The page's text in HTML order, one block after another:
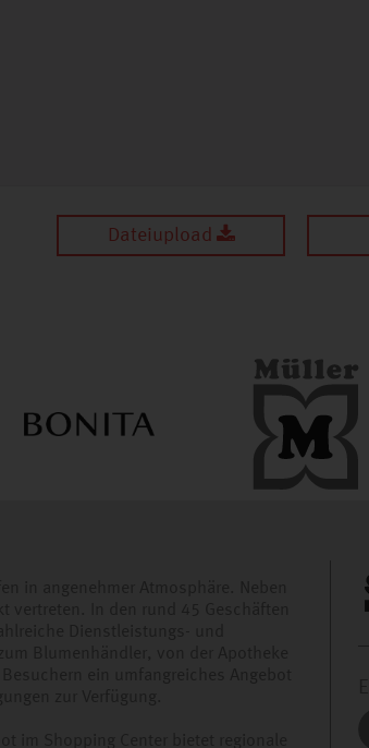
Dateiupload